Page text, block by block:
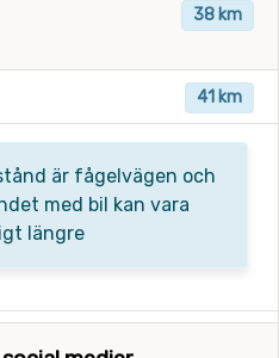
38 km
41 km
är fågelvägen och
med bil kan vara
längre